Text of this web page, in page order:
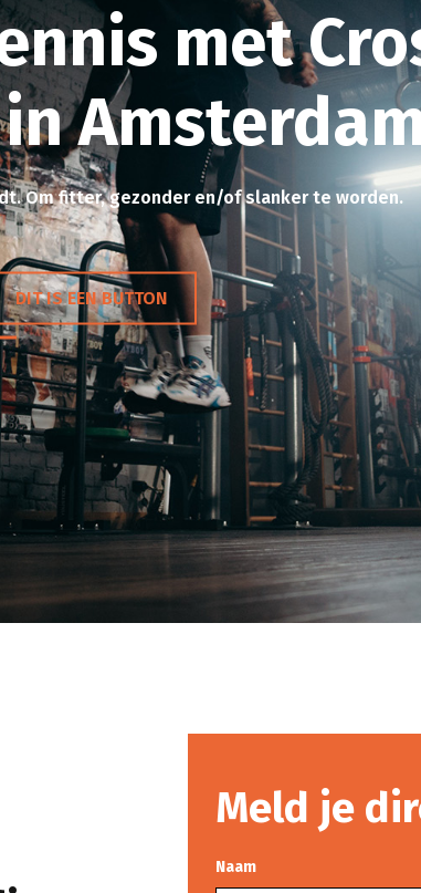
met
Om fitter, gezonder en/of slanker te worden.
DIT IS EEN BUTTON
Meld je
Naam